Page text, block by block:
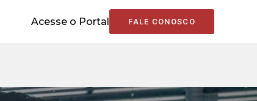
Acesse o Portal FALE CONOSCO